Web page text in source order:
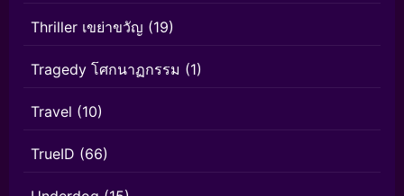
Thriller เขย่าขวัญ (19)
Tragedy โศกนาฏกรรม (1)
Travel (10)
TrueID (66)